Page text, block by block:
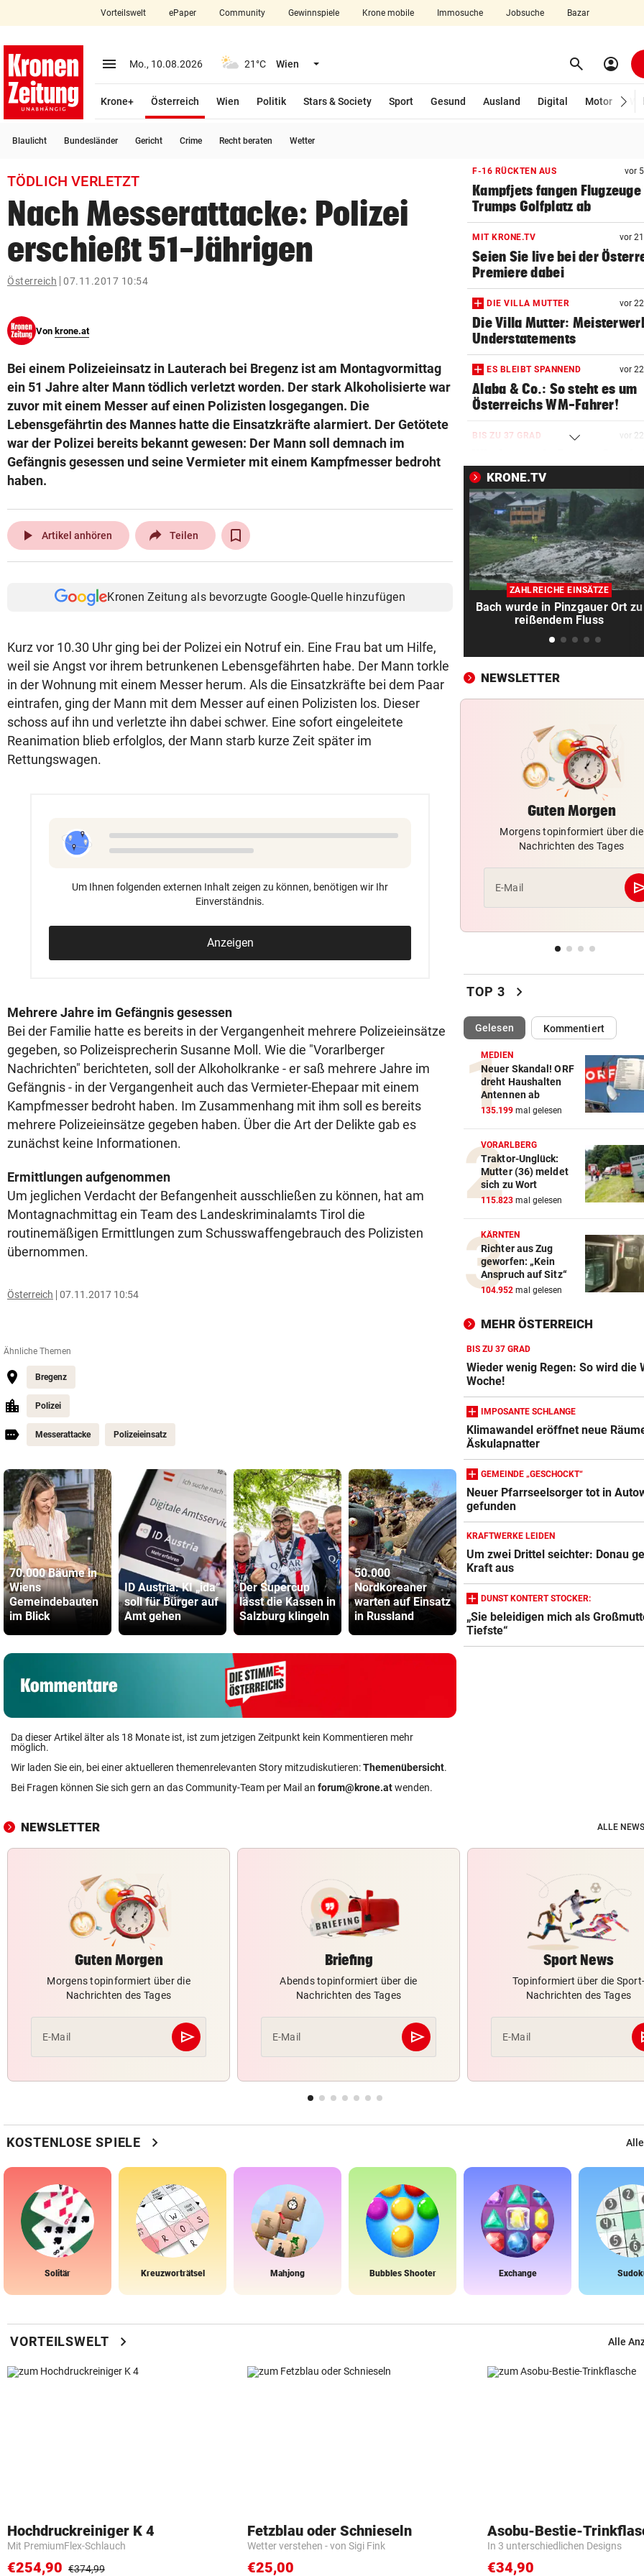
closeSchließen
account_circle Anmelden
arrow_right
bookmark
search
Suchbegriff
eingeben
© Krone Multimedia GmbH & Co KG 2026
Vorteilswelt ePaper Community Gewinnspiele Krone mobile Immosuche Jobsuche Bazar
menu Menü aufklappen
Mo., 10.08.2026 21°C Wien Menü aufklappen search Suchen
account_circle
Krone+ Österreich
Wien
Politik Stars & Society Sport Gesund Ausland Digital Motor
Blaulicht Bundesländer Gericht Crime Recht beraten Wetter
TÖDLICH VERLETZT
Nach Messerattacke: Polizei
erschießt 51-Jährigen
Österreich 07.11.2017 10:54
Von krone.at
Bei einem Polizeieinsatz in Lauterach bei Bregenz ist am Montagvormittag
ein 51 Jahre alter Mann tödlich verletzt worden. Der stark Alkoholisierte war
zuvor mit einem Messer auf einen Polizisten losgegangen. Die
Lebensgefährtin des Mannes hatte die Einsatzkräfte alarmiert. Der Getötete
war der Polizei bereits bekannt gewesen: Der Mann soll demnach im
Gefängnis gesessen und seine Vermieter mit einem Kampfmesser bedroht
haben.
play_arrow Artikel anhören Teilen
Kronen Zeitung als bevorzugte Google-Quelle hinzufügen
Kurz vor 10.30 Uhr ging bei der Polizei ein Notruf ein. Eine Frau bat um Hilfe,
weil sie Angst vor ihrem betrunkenen Lebensgefährten habe. Der Mann torkle
in der Wohnung mit einem Messer herum. Als die Einsatzkräfte bei dem Paar
eintrafen, ging der Mann mit dem Messer auf einen Polizisten los. Dieser
schoss auf ihn und verletzte ihn dabei schwer. Eine sofort eingeleitete
Reanimation blieb erfolglos, der Mann starb kurze Zeit später im
Rettungswagen.
Um Ihnen folgenden externen Inhalt zeigen zu können, benötigen wir Ihr
Einverständnis.
Anzeigen
Mehrere Jahre im Gefängnis gesessen
Bei der Familie hatte es bereits in der Vergangenheit mehrere Polizeieinsätze
gegeben, so Polizeisprecherin Susanne Moll. Wie die "Vorarlberger
Nachrichten" berichteten, soll der Alkoholkranke - er saß mehrere Jahre im
Gefängnis - in der Vergangenheit auch das Vermieter-Ehepaar mit einem
Kampfmesser bedroht haben. Im Zusammenhang mit ihm soll es bereits
mehrere Polizeieinsätze gegeben haben. Über die Art der Delikte gab es
zunächst keine Informationen.
Ermittlungen aufgenommen
Um jeglichen Verdacht der Befangenheit ausschließen zu können, hat am
Montagnachmittag ein Team des Landeskriminalamts Tirol die
routinemäßigen Ermittlungen zum Schusswaffengebrauch des Polizisten
übernommen.
Österreich 07.11.2017 10:54
Ähnliche Themen
Bregenz
Polizei
Messerattacke Polizeieinsatz
70.000 Bäume in
Wiens
Gemeindebauten
im Blick
ID Austria: KI „ida“
soll für Bürger auf
Amt gehen
Der Supercup
lässt die Kassen in
Salzburg klingeln
50.000
Nordkoreaner
warten auf Einsatz
in Russland
Energieexperte:
So muss sich
Österreich
wappnen
mich als
Großmutter
Tiefste“
Da dieser Artikel älter als 18 Monate ist, ist zum jetzigen Zeitpunkt kein Kommentieren mehr
möglich.
Wir laden Sie ein, bei einer aktuelleren themenrelevanten Story mitzudiskutieren:Themenübersicht.
Bei Fragen können Sie sich gern an das Community-Team per Mail an forum@krone.atwenden.
F-16 RÜCKTEN AUS vor
Kampfjets fangen
Trumps Golfplatz ab
MIT KRONE.TV vor
Seien Sie live bei der
Premiere dabei
DIE VILLA MUTTER vor
Die Villa Mutter:
Understatements
ES BLEIBT SPANNEND vor
Alaba & Co.: So steht es um
Österreichs WM-Fahrer!
BIS ZU 37 GRAD vor
Wetter-Woche!
FUSSBALL-SPEKTAKEL vor
Der Supercup lässt die
Salzburg klingeln
IMPOSANTE SCHLANGE vor
Klimawandel eröffnet neue
für Äskulapnatter
ORF-Sommergespräche:
überrascht heuer
INDUSTRIE UNTER DRUCK vor
dem Trockenen sitzt
GEMEINDE „GESCHOCKT“ vor
Neuer Pfarrseelsorger tot in
Autowrack gefunden
KRAFTWERKE LEIDEN vor
Um zwei Drittel seichter:
geht die Kraft aus
vor
Großmutter aufs Tiefste“
Weil wir es nicht können,
wir’s bleiben?
SOMMERGEWINNSPIEL 2026
Wir verlosen 5 x 1
Joghurtbereiter!
„KLIMA-ZEITENWENDE“
Energieexperte: So muss
Österreich wappnen
LAUT SELENSKYJ: vor
50.000 Nordkoreaner
Einsatz in Russland
SOMMER DER FLAMMEN
Europa erlebt eine neue
Dimension der Waldbrände
VEILCHEN AM BODEN vor
LASK fügt FAK zweite Pleite
zweiten Spiel zu
AUSTRIA IM PECH vor 9
Latte, zwei aberkannte Tore,
Saljic verletzt, Rot
LANDETE IN GEBIRGSBACH vor 10
OÖ: 13-Jähriger stürzte sechs
Meter in die Tiefe
KRONE.TV
ZAHLREICHE EINSÄTZE
Bach wurde in Pinzgauer Ort zu
reißendem Fluss
NEWSLETTER
Guten Morgen
Morgens topinformiert über die
Nachrichten des Tages
E-Mail
TOP 3 chevron_right
Gelesen(ausgewählt)Kommentiert
MEDIEN
Neuer Skandal! ORF
dreht Haushalten
Antennen ab
135.199 mal gelesen
VORARLBERG
Traktor-Unglück:
Mutter (36) meldet
sich zu Wort
115.823 mal gelesen
KÄRNTEN
Richter aus Zug
geworfen: „Kein
Anspruch auf Sitz“
104.952 mal gelesen
MEHR ÖSTERREICH
BIS ZU 37 GRAD
Wieder wenig Regen: So wird die
Woche!
IMPOSANTE SCHLANGE
Klimawandel eröffnet neue
Äskulapnatter
GEMEINDE „GESCHOCKT“
Neuer Pfarrseelsorger tot in
gefunden
KRAFTWERKE LEIDEN
Um zwei Drittel seichter: Donau
Kraft aus
DUNST KONTERT STOCKER:
„Sie beleidigen mich als
Tiefste“
NEWSLETTER ALLE
Guten Morgen
Morgens topinformiert über die
Nachrichten des Tages
E-Mail send
Abschicken
Briefing
Abends topinformiert über die
Nachrichten des Tages
E-Mail send
Abschicken
Sport News
Topinformiert über die Sport-
Nachrichten des Tages
E-Mail
KOSTENLOSE SPIELE chevron_right
Solitär Kreuzworträtsel Mahjong Bubbles Shooter Exchange
VORTEILSWELT chevron_right Alle
Hochdruckreiniger K 4
Mit PremiumFlex-Schlauch
€254,90 €374,99
Fetzblau oder Schnieseln
Wetter verstehen - von Sigi Fink
€25,00
Asobu-Bestie-
In 3 unterschiedlichen Designs
€34,90